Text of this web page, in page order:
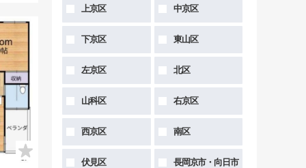
上京区 中京区
下京区 東山区
左京区 北区
山科区 右京区
西京区 南区
伏見区 長岡京市・向日市